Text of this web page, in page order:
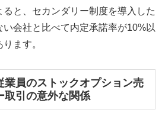
と、セカンダリー制度を導入した
会社と比べて内定承諾率が10%以
ます。
業員のストックオプション売
取引の意外な関係